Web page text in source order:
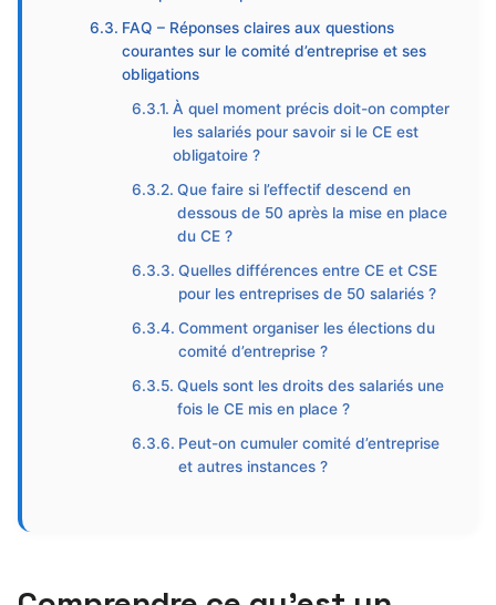
FAQ – Réponses claires aux questions
courantes sur le comité d’entreprise et ses
obligations
À quel moment précis doit-on compter
les salariés pour savoir si le CE est
obligatoire ?
Que faire si l’effectif descend en
dessous de 50 après la mise en place
du CE ?
Quelles différences entre CE et CSE
pour les entreprises de 50 salariés ?
Comment organiser les élections du
comité d’entreprise ?
Quels sont les droits des salariés une
fois le CE mis en place ?
Peut-on cumuler comité d’entreprise
et autres instances ?